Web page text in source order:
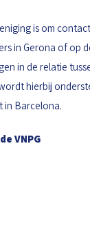
is om
in Gerona of op
in de relatie
hierbij
in Barcelona.
VNPG